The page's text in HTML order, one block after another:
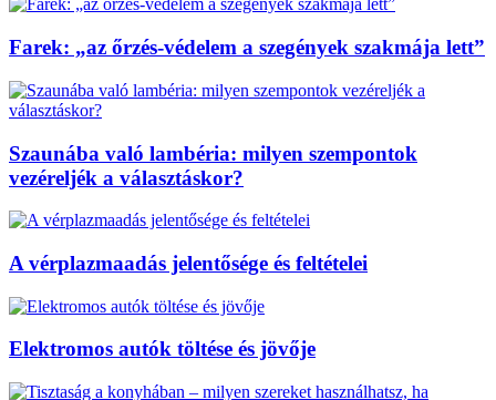
Farek: „az őrzés-védelem a szegények szakmája lett”
Szaunába való lambéria: milyen szempontok
vezéreljék a választáskor?
A vérplazmaadás jelentősége és feltételei
Elektromos autók töltése és jövője